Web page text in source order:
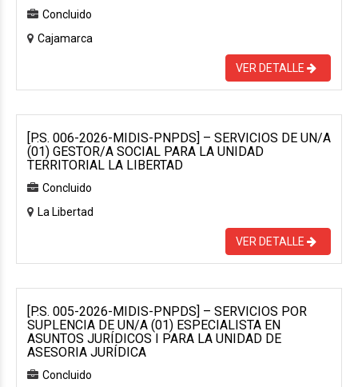
Concluido
Cajamarca
VER DETALLE
[P.S. 006-2026-MIDIS-PNPDS] – SERVICIOS DE UN/A
(01) GESTOR/A SOCIAL PARA LA UNIDAD
TERRITORIAL LA LIBERTAD
Concluido
La Libertad
VER DETALLE
[P.S. 005-2026-MIDIS-PNPDS] – SERVICIOS POR
SUPLENCIA DE UN/A (01) ESPECIALISTA EN
ASUNTOS JURÍDICOS I PARA LA UNIDAD DE
ASESORIA JURÍDICA
Concluido